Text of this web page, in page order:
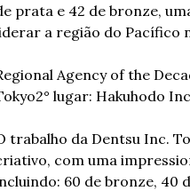
prata e 42 de bronze,
a região do Pacífico
Agency of the
2° lugar: Hakuhodo
trabalho da Dentsu Inc.
com uma
60 de bronze, 40